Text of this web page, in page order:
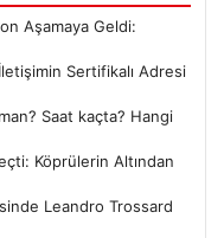
Aşamaya Geldi:
Sertifikalı Adresi
Saat kaçta? Hangi
Köprülerin Altından
Leandro Trossard